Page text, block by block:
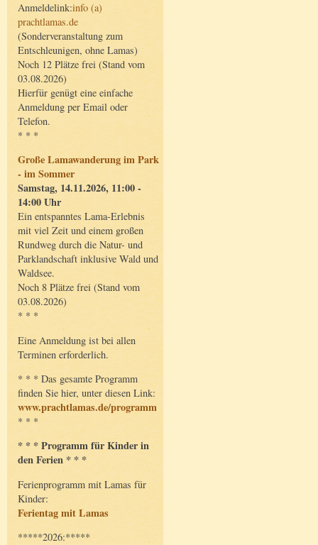
Anmeldelink:info (a)
prachtlamas.de
(Sonderveranstaltung zum
Entschleunigen, ohne Lamas)
Noch 12 Plätze frei (Stand vom
03.08.2026)
Hierfür genügt eine einfache
Anmeldung per Email oder
Telefon.
* * *
Große Lamawanderung im Park
- im Sommer
Samstag, 14.11.2026, 11:00 -
14:00 Uhr
Ein entspanntes Lama-Erlebnis
mit viel Zeit und einem großen
Rundweg durch die Natur- und
Parklandschaft inklusive Wald und
Waldsee.
Noch 8 Plätze frei (Stand vom
03.08.2026)
* * *
Eine Anmeldung ist bei allen
Terminen erforderlich.
* * * Das gesamte Programm
finden Sie hier, unter diesen Link:
www.prachtlamas.de/programm
* * *
* * * Programm für Kinder in
den Ferien * * *
Ferienprogramm mit Lamas für
Kinder:
Ferientag mit Lamas
*****2026:*****